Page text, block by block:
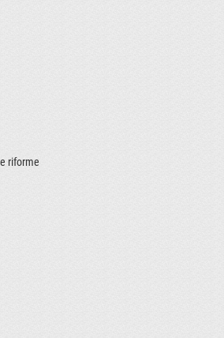
riforme